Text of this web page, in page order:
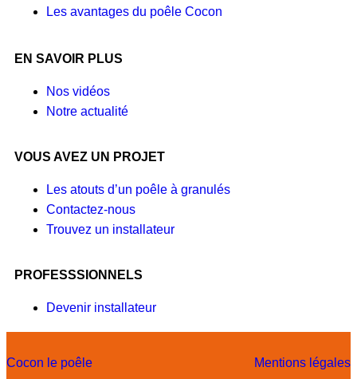
Les avantages du poêle Cocon
EN SAVOIR PLUS
Nos vidéos
Notre actualité
VOUS AVEZ UN PROJET
Les atouts d’un poêle à granulés
Contactez-nous
Trouvez un installateur
PROFESSSIONNELS
Devenir installateur
Cocon le poêle Mentions légales